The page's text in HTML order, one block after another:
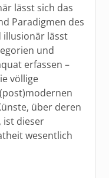
lässt sich das
Paradigmen des
illusionär lässt
und
erfassen –
völlige
über deren
ist dieser
wesentlich